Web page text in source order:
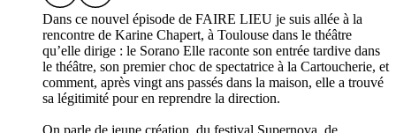
Dans ce nouvel épisode de FAIRE LIEU je suis allée à la
rencontre de Karine Chapert, à Toulouse dans le théâtre
qu’elle dirige : le Sorano Elle raconte son entrée tardive dans
le théâtre, son premier choc de spectatrice à la Cartoucherie, et
comment, après vingt ans passés dans la maison, elle a trouvé
sa légitimité pour en reprendre la direction.